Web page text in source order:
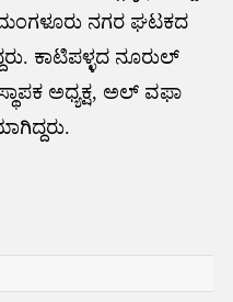
ನಗರ ಘಟಕದ
ಕಾಟಿಪಳ್ಳದ ನೂರುಲ್
ಅಧ್ಯಕ್ಷ, ಅಲ್ ವಫಾ